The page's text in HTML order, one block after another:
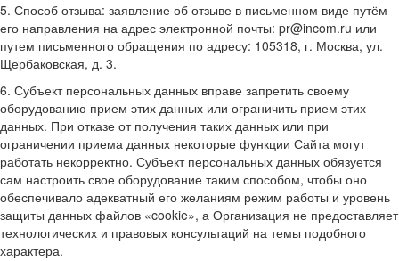
5. Способ отзыва: заявление об отзыве в письменном виде путём
его направления на адрес электронной почты: pr@incom.ru или
путем письменного обращения по адресу: 105318, г. Москва, ул.
Щербаковская, д. 3.
6. Субъект персональных данных вправе запретить своему
оборудованию прием этих данных или ограничить прием этих
данных. При отказе от получения таких данных или при
ограничении приема данных некоторые функции Сайта могут
работать некорректно. Субъект персональных данных обязуется
сам настроить свое оборудование таким способом, чтобы оно
обеспечивало адекватный его желаниям режим работы и уровень
защиты данных файлов «cookie», а Организация не предоставляет
технологических и правовых консультаций на темы подобного
характера.